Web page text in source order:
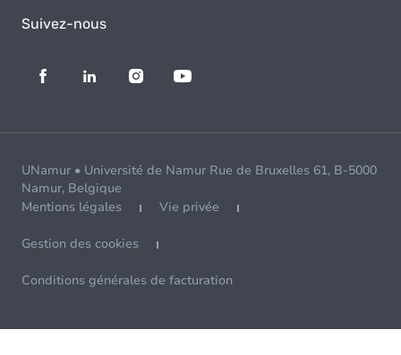
Suivez-nous
UNamur • Université de Namur Rue de Bruxelles 61, B-5000
Namur, Belgique
Mentions légales
Vie privée
Gestion des cookies
Conditions générales de facturation